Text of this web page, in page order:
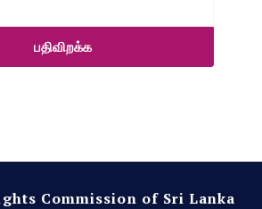
பதிவிறக்க
Commission of Sri Lanka